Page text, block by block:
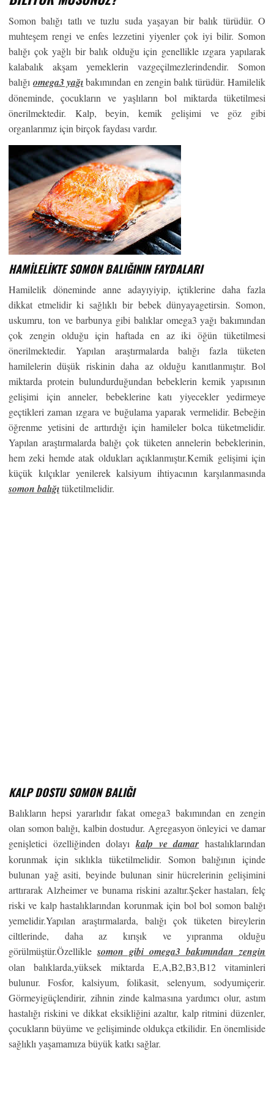
Somon balığı tatlı ve tuzlu suda yaşayan bir balık türüdür. O
muhteşem rengi ve enfes lezzetini yiyenler çok iyi bilir. Somon
balığı çok yağlı bir balık olduğu için genellikle ızgara yapılarak
kalabalık akşam yemeklerin vazgeçilmezlerindendir. Somon
balığıomega3 yağıbakımından en zengin balık türüdür. Hamilelik
döneminde, çocukların ve yaşlıların bol miktarda tüketilmesi
önerilmektedir. Kalp, beyin, kemik gelişimi ve göz gibi
organlarımız için birçok faydası vardır.
HAMILELIKTE SOMON BALIĞININ FAYDALARI
Hamilelik döneminde anne adayıyiyip, içtiklerine daha fazla
dikkat etmelidir ki sağlıklı bir bebek dünyayagetirsin. Somon,
uskumru, ton ve barbunya gibi balıklar omega3 yağı bakımından
çok zengin olduğu için haftada en az iki öğün tüketilmesi
önerilmektedir. Yapılan araştırmalarda balığı fazla tüketen
hamilelerin düşük riskinin daha az olduğu kanıtlanmıştır. Bol
miktarda protein bulundurduğundan bebeklerin kemik yapısının
gelişimi için anneler, bebeklerine katı yiyecekler yedirmeye
geçtikleri zaman ızgara ve buğulama yaparak vermelidir. Bebeğin
öğrenme yetisini de arttırdığı için hamileler bolca tüketmelidir.
Yapılan araştırmalarda balığı çok tüketen annelerin bebeklerinin,
hem zeki hemde atak oldukları açıklanmıştır.Kemik gelişimi için
küçük kılçıklar yenilerek kalsiyum ihtiyacının karşılanmasında
somon balığıtüketilmelidir.
KALP DOSTU SOMON BALIĞI
Balıkların hepsi yararlıdır fakat omega3 bakımından en zengin
olan somon balığı, kalbin dostudur. Agregasyon önleyici ve damar
genişletici özelliğinden dolayı kalp ve damar hastalıklarından
korunmak için sıklıkla tüketilmelidir. Somon balığının içinde
bulunan yağ asiti, beyinde bulunan sinir hücrelerinin gelişimini
arttırarak Alzheimer ve bunama riskini azaltır.Şeker hastaları, felç
riski ve kalp hastalıklarından korunmak için bol bol somon balığı
yemelidir.Yapılan araştırmalarda, balığı çok tüketen bireylerin
ciltlerinde, daha az kırışık ve yıpranma olduğu
görülmüştür.Özellikle somon gibi omega3 bakımından zengin
olan balıklarda,yüksek miktarda E,A,B2,B3,B12 vitaminleri
bulunur. Fosfor, kalsiyum, folikasit, selenyum, sodyumiçerir.
Görmeyigüçlendirir, zihnin zinde kalmasına yardımcı olur, astım
hastalığı riskini ve dikkat eksikliğini azaltır, kalp ritmini düzenler,
çocukların büyüme ve gelişiminde oldukça etkilidir. En önemliside
sağlıklı yaşamamıza büyük katkı sağlar.